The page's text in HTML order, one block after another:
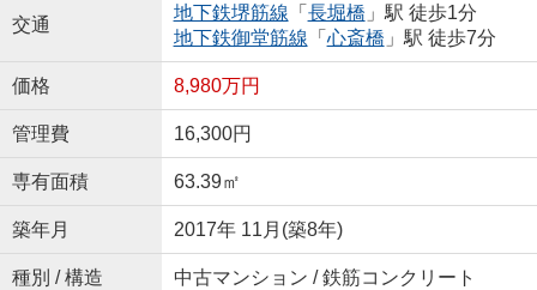
交通
地下鉄堺筋線 「 長堀橋 」駅 徒歩1分
地下鉄御堂筋線 「 心斎橋 」駅 徒歩7分
価格 8,980万円
管理費 16,300円
専有面積 63.39㎡
築年月 2017年 11月(築8年)
種別 / 構造 中古マンション / 鉄筋コンクリート